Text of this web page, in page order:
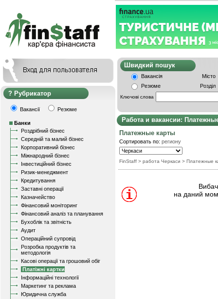
Рубрикатор
Вакансії Резюме
Банки
Роздрібний бізнес
Середній та малий бізнес
Корпоративний бізнес
Міжнародний бізнес
Інвестиційний бізнес
Ризик-менеджмент
Кредитування
Заставні операції
Казначейство
Фінансовий моніторинг
Фінансовий аналіз та планування
Бухоблік та звітність
Аудит
Операційний супровід
Розробка продуктів та
методологія
Касові операції та грошовий обіг
Платіжні картки
Інформаційні технології
Маркетинг та реклама
Юридична служба
Швидкий
Вакансія
Місто
Резюме
Розділ
Ключові слова
Работа и вакансии:
Платежные карты
Сортировать по: региону
FinStaff > работа Черкаси > Платежные
на даний